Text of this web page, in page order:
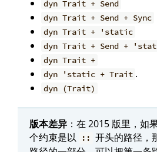
dyn Trait + Send
dyn Trait + Send + Sync
dyn Trait + 'static
dyn Trait + Send +
dyn Trait +
dyn 'static + Trait .
dyn (Trait)
版本差异 ：在 2015 版里，如
个约束是以
:: 开头的路径，